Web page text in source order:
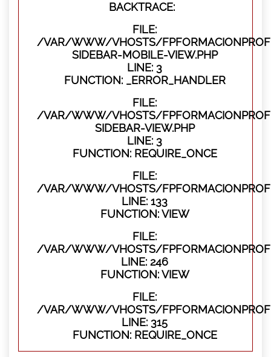
BACKTRACE:
FILE:
/VAR/WWW/VHOSTS/
SIDEBAR-MOBILE-VIEW.PHP
LINE: 3
FUNCTION: _ERROR_HANDLER
FILE:
/VAR/WWW/VHOSTS/
SIDEBAR-VIEW.PHP
LINE: 3
FUNCTION: REQUIRE_ONCE
FILE:
/VAR/WWW/VHOSTS/
LINE: 133
FUNCTION: VIEW
FILE:
/VAR/WWW/VHOSTS/
LINE: 246
FUNCTION: VIEW
FILE:
/VAR/WWW/VHOSTS/
LINE: 315
FUNCTION: REQUIRE_ONCE